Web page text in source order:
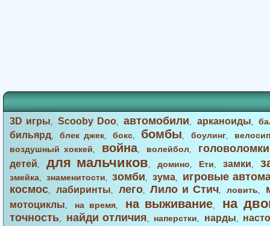
3D игры,Scooby Doo,автомобили, арканоиды,
бильярд,блек джек,бокс, бомбы, боулинг,
воздушный хоккей, война, волейбол, головоломки
детей, для мальчиков, домино, Ети, замки,
змейка, знаменитости,зомби, зума,
игровые
космос, лабиринты, лего,Лило и Стич,ловить,
мотоциклы, на время, на выживание, на
точность, найди отличия, наперстки, нарды,